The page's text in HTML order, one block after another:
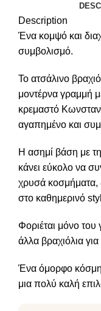
Description
Ένα κομψό και
συμβολισμό.
Το ατσάλινο
μοντέρνα γραμμή
κρεμαστό
αγαπημένο και
Η ασημί βάση με
κάνει εύκολο να
χρυσά κοσμήματα,
στο καθημερινό
Φοριέται μόνο
άλλα βραχιόλια
Ένα όμορφο
μια πολύ καλή